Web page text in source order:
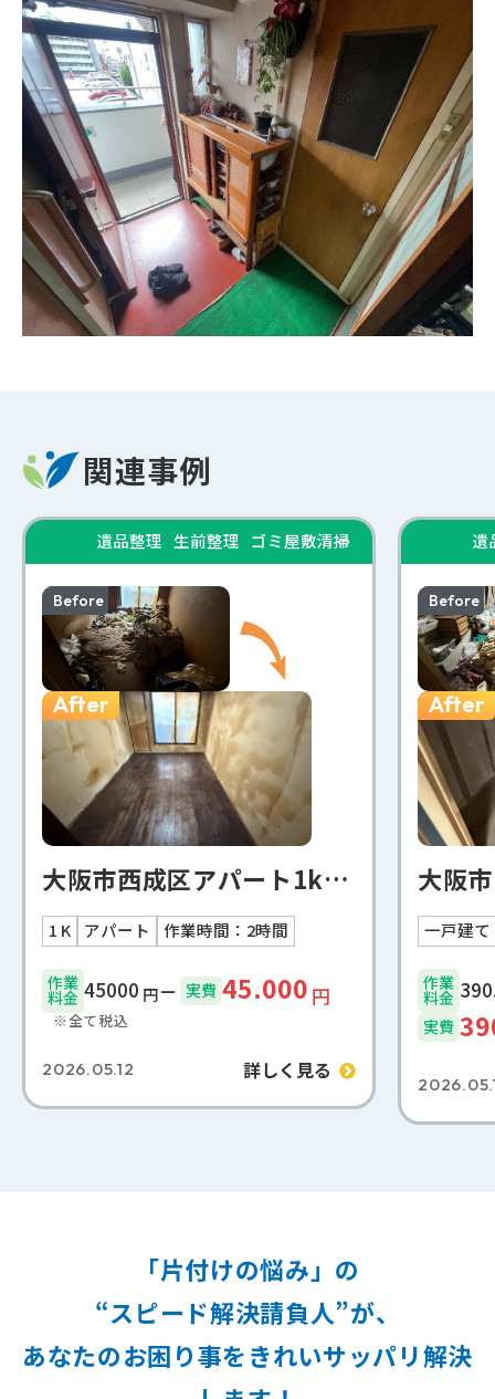
関連事例
遺品整理 生前整理 ゴミ屋敷清掃
1 K アパート 作業時間：2時間
作業
料金 45000 円 実費 45.000 円
※全て税込
Before
After
大阪市西成区アパート1k遺品整理事例
2026.05.12 詳しく見る
遺
一戸建て
作業
料金
実費
Before
After
「片付けの悩み」の
“スピード解決請負人”が、
あなたのお困り事をきれいサッパリ解決